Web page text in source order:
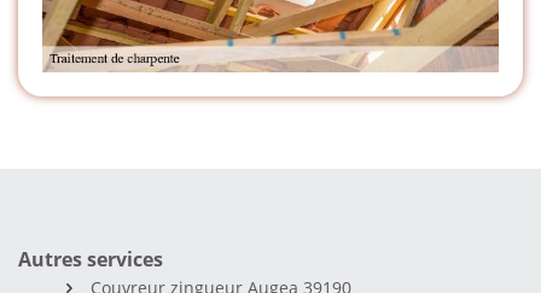
Autres services
Couvreur zingueur Augea 39190